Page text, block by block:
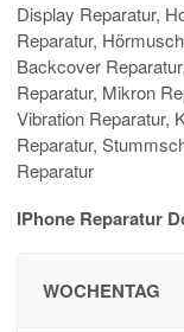
Display Reparatur,
Reparatur,
Backcover
Reparatur, Mikron
Vibration Reparatur,
Reparatur,
Reparatur
IPhone Reparatur
WOCHENTAG